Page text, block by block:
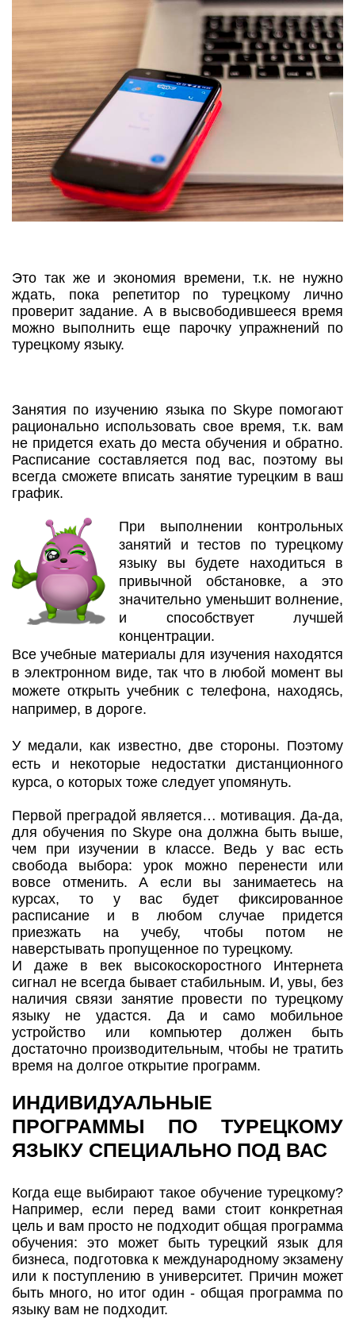
Это так же и экономия времени, т.к. не нужно
ждать, пока репетитор по турецкому лично
проверит задание. А в высвободившееся время
можно выполнить еще парочку упражнений по
турецкому языку.
Занятия по изучению языка по Skype помогают
рационально использовать свое время, т.к. вам
не придется ехать до места обучения и обратно.
Расписание составляется под вас, поэтому вы
всегда сможете вписать занятие турецким в ваш
график.
При выполнении контрольных
занятий и тестов по турецкому
языку вы будете находиться в
привычной обстановке, а это
значительно уменьшит волнение,
и способствует лучшей
концентрации.
Все учебные материалы для изучения находятся
в электронном виде, так что в любой момент вы
можете открыть учебник с телефона, находясь,
например, в дороге.
У медали, как известно, две стороны. Поэтому
есть и некоторые недостатки дистанционного
курса, о которых тоже следует упомянуть.
Первой преградой является… мотивация. Да-да,
для обучения по Skype она должна быть выше,
чем при изучении в классе. Ведь у вас есть
свобода выбора: урок можно перенести или
вовсе отменить. А если вы занимаетесь на
курсах, то у вас будет фиксированное
расписание и в любом случае придется
приезжать на учебу, чтобы потом не
наверстывать пропущенное по турецкому.
И даже в век высокоскоростного Интернета
сигнал не всегда бывает стабильным. И, увы, без
наличия связи занятие провести по турецкому
языку не удастся. Да и само мобильное
устройство или компьютер должен быть
достаточно производительным, чтобы не тратить
время на долгое открытие программ.
ИНДИВИДУАЛЬНЫЕ
ПРОГРАММЫ ПО ТУРЕЦКОМУ
ЯЗЫКУ СПЕЦИАЛЬНО ПОД ВАС
Когда еще выбирают такое обучение турецкому?
Например, если перед вами стоит конкретная
цель и вам просто не подходит общая программа
обучения: это может быть турецкий язык для
бизнеса, подготовка к международному экзамену
или к поступлению в университет. Причин может
быть много, но итог один - общая программа по
языку вам не подходит.